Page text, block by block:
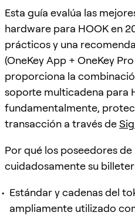
Esta guía evalúa las
hardware para HOOK en
prácticos y una
(OneKey App + OneKey
proporciona la
soporte multicadena para
fundamentalmente,
transacción a través de
Por qué los poseedores
cuidadosamente su
Estándar y cadenas del
ampliamente utilizado